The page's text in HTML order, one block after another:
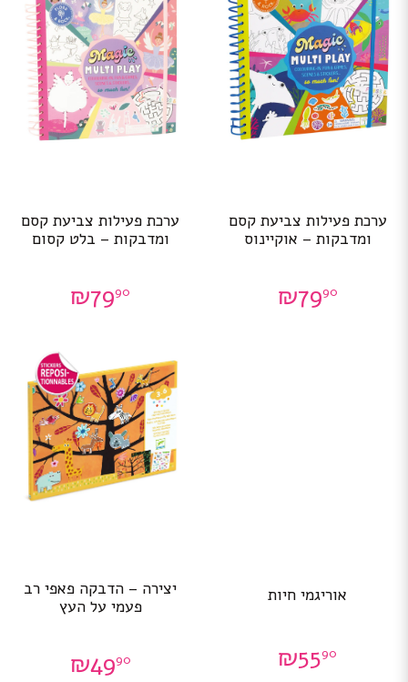
ערכת פעילות צביעת קסם
ומדבקות – אוקיינוס
₪7990
ערכת פעילות צביעת קסם
ומדבקות – בלט קסום
₪7990
אוריגמי חיות
₪5590
יצירה – הדבקה פאפי רב
פעמי על העץ
₪4990